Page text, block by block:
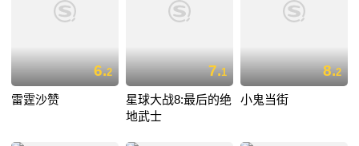
6.2
雷霆沙赞
7.1
星球大战8:最后的绝
地武士
8.2
小鬼当街